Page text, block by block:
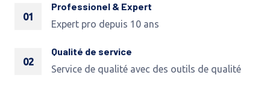
01
Professionel & Expert
Expert pro depuis 10 ans
02
Qualité de service
Service de qualité avec des outils de qualité